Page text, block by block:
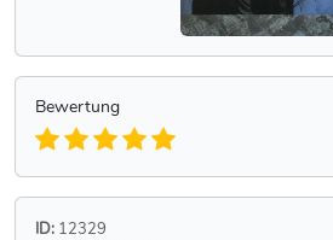
Bewertung
ID: 12329